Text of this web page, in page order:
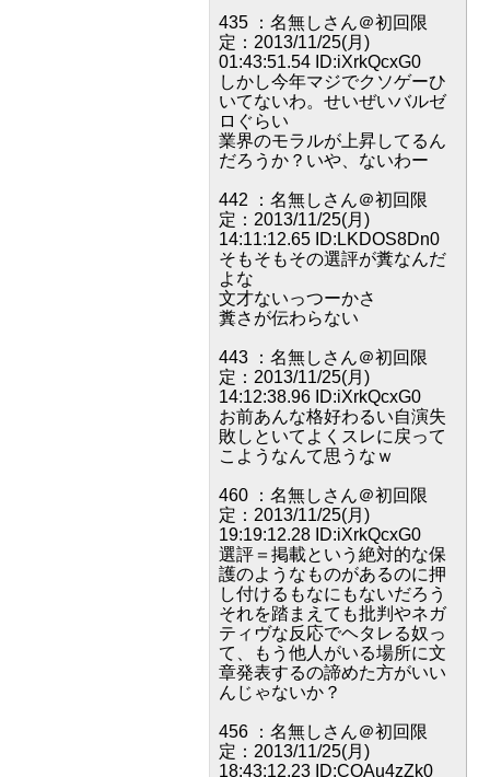
435 ：名無しさん＠初回限
定：2013/11/25(月)
01:43:51.54 ID:iXrkQcxG0
しかし今年マジでクソゲーひ
いてないわ。せいぜいバルゼ
ロぐらい
業界のモラルが上昇してるん
だろうか？いや、ないわー
442 ：名無しさん＠初回限
定：2013/11/25(月)
14:11:12.65 ID:LKDOS8Dn0
そもそもその選評が糞なんだ
よな
文才ないっつーかさ
糞さが伝わらない
443 ：名無しさん＠初回限
定：2013/11/25(月)
14:12:38.96 ID:iXrkQcxG0
お前あんな格好わるい自演失
敗しといてよくスレに戻って
こようなんて思うなｗ
460 ：名無しさん＠初回限
定：2013/11/25(月)
19:19:12.28 ID:iXrkQcxG0
選評＝掲載という絶対的な保
護のようなものがあるのに押
し付けるもなにもないだろう
それを踏まえても批判やネガ
ティヴな反応でヘタレる奴っ
て、もう他人がいる場所に文
章発表するの諦めた方がいい
んじゃないか？
456 ：名無しさん＠初回限
定：2013/11/25(月)
18:43:12.23 ID:COAu4zZk0